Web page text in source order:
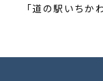
「道の駅いちか